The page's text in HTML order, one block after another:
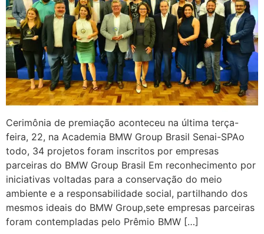
Cerimônia de premiação aconteceu na última terça-
feira, 22, na Academia BMW Group Brasil Senai-SPAo
todo, 34 projetos foram inscritos por empresas
parceiras do BMW Group Brasil Em reconhecimento por
iniciativas voltadas para a conservação do meio
ambiente e a responsabilidade social, partilhando dos
mesmos ideais do BMW Group,sete empresas parceiras
foram contempladas pelo Prêmio BMW […]